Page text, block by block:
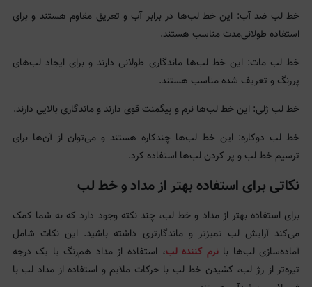
خط لب ضد آب: این خط لب‌ها در برابر آب و تعریق مقاوم هستند و برای
استفاده طولانی‌مدت مناسب هستند.
خط لب مات: این خط لب‌ها ماندگاری طولانی دارند و برای ایجاد لب‌های
پررنگ و تعریف شده مناسب هستند.
خط لب ژلی: این خط لب‌ها نرم و پیگمنت قوی دارند و ماندگاری بالایی دارند.
خط لب دوکاره: این خط لب‌ها چندکاره هستند و می‌توان از آن‌ها برای
ترسیم خط لب و پر کردن لب‌ها استفاده کرد.
نکاتی برای استفاده بهتر از مداد و خط لب
برای استفاده بهتر از مداد و خط لب، چند نکته وجود دارد که به شما کمک
می‌کند آرایش لب تمیزتر و ماندگارتری داشته باشید. این نکات شامل
آماده‌سازی لب‌ها بانرم‌ کننده لب، استفاده از مداد هم‌رنگ یا یک درجه
تیره‌تر از رژ لب، کشیدن خط لب با حرکات ملایم و استفاده از مداد لب با